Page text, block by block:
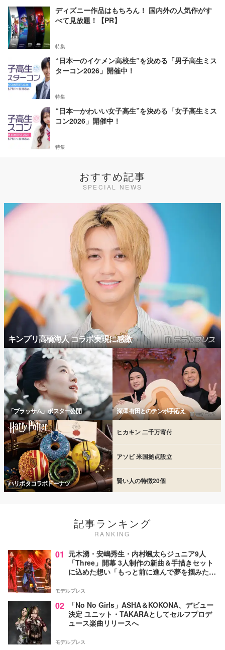
ディズニー作品はもちろん！ 国内外の人気作がす
べて見放題！【PR】
特集
“日本一のイケメン高校生”を決める「男子高生ミス
ターコン2026」開催中！
特集
“日本一かわいい女子高生”を決める「女子高生ミス
コン2026」開催中！
特集
おすすめ記事
SPECIAL NEWS
キンプリ高橋海人 コラボ実現に感激
「ブラッサム」ポスター公開 深澤 有田とのテンポ手応え
ハリポタコラボドーナツ
ヒカキン 二千万寄付
アソビ 米国拠点設立
賢い人の特徴20個
記事ランキング
RANKING
01 元木湧・安嶋秀生・内村颯太らジュニア9人
「Three」開幕 3人制作の新曲＆手描きセット
に込めた想い「もっと前に進んで夢を掴みた
モデルプレス
02
「No No Girls」ASHA＆KOKONA、デビュー
決定 ユニット・TAKARAとしてセルフプロデ
ュース楽曲リリースへ
モデルプレス